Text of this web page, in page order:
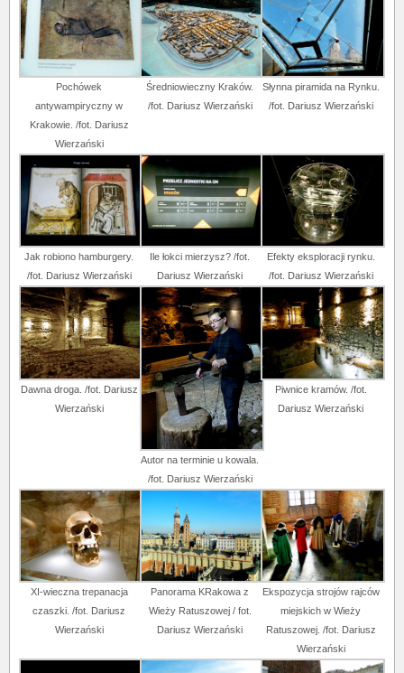
Pochówek
antywampiryczny w
Krakowie. /fot. Dariusz
Wierzański
Średniowieczny Kraków.
/fot. Dariusz Wierzański
Słynna piramida na Rynku.
/fot. Dariusz Wierzański
Jak robiono hamburgery.
/fot. Dariusz Wierzański
Ile łokci mierzysz? /fot.
Dariusz Wierzański
Efekty eksploracji rynku.
/fot. Dariusz Wierzański
Dawna droga. /fot. Dariusz
Wierzański
Autor na terminie u kowala.
/fot. Dariusz Wierzański
Piwnice kramów. /fot.
Dariusz Wierzański
XI-wieczna trepanacja
czaszki. /fot. Dariusz
Wierzański
Panorama KRakowa z
Wieży Ratuszowej / fot.
Dariusz Wierzański
Ekspozycja strojów rajców
miejskich w Wieży
Ratuszowej. /fot. Dariusz
Wierzański